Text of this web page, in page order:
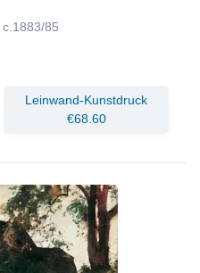
c.1883/85
Leinwand-Kunstdruck
€68.60